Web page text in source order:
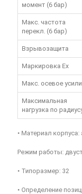
момент (6 бар)
Макс. частота
перекл. (6 бар)
Взрывозащита
Маркировка Ex
Макс. осевое
Максимальная
нагрузка по
• Материал
Режим работы:
• Типоразмер: 32
• Определение